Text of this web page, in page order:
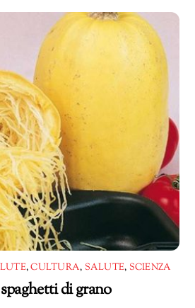
,CULTURA, SALUTE, SCIENZA
di grano